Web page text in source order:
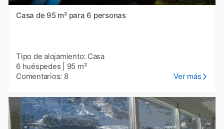
Casa de 95 m² para 6 personas
Tipo de alojamiento: Casa
6 huéspedes
95 m²
Comentarios: 8
Ver más